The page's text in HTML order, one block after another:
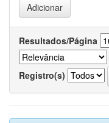
Resultados/Página
Registro(s)